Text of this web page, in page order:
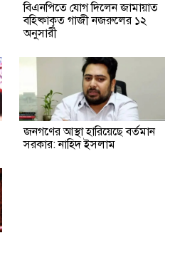
বিএনপিতে যোগ দিলেন জামায়াত
বহিষ্কাকৃত গাজী নজরুলের ১২
অনুসারী
জনগণের আস্থা হারিয়েছে বর্তমান
সরকার: নাহিদ ইসলাম